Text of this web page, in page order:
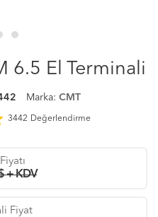
6.5 El Terminali
Marka: CMT
3442 Değerlendirme
+ KDV
Fiyat